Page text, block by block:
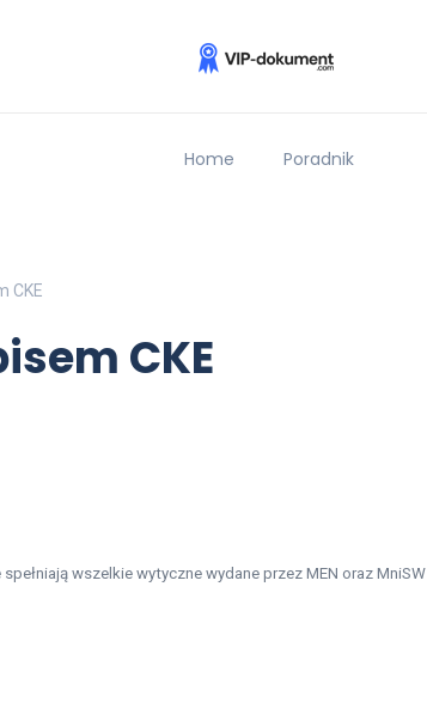
Home Poradnik
CKE
CKE
wszelkie wytyczne wydane przez MEN oraz MniSW